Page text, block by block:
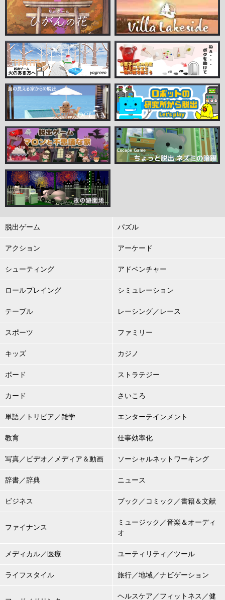
脱出ゲーム パズル
アクション アーケード
シューティング アドベンチャー
ロールプレイング シミュレーション
テーブル レーシング／レース
スポーツ ファミリー
キッズ カジノ
ボード ストラテジー
カード さいころ
単語／トリビア／雑学 エンターテインメント
教育 仕事効率化
写真／ビデオ／メディア＆動画 ソーシャルネットワーキング
辞書／辞典 ニュース
ビジネス ブック／コミック／書籍＆文献
ファイナンス
ミュージック／音楽＆オーディ
オ
メディカル／医療 ユーティリティ／ツール
ライフスタイル 旅行／地域／ナビゲーション
ヘルスケア／フィットネス／健